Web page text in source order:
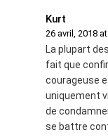
Kurt
26 avril, 2018
La plupart
fait que
courageuse
uniquement
de
se battre